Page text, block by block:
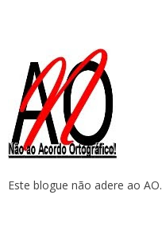
Este blogue não adere ao AO.